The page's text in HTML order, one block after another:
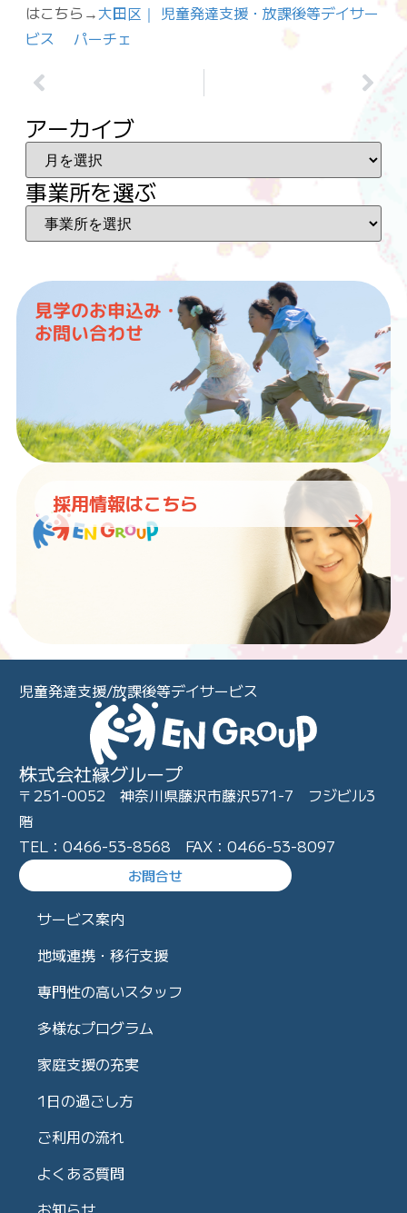
はこちら→大田区｜ 児童発達支援・放課後等デイサー
ビス パーチェ
アーカイブ
事業所を選ぶ
見学のお申込み・
お問い合わせ
採用情報はこちら
児童発達支援/放課後等デイサービス
株式会社縁グループ
〒251-0052 神奈川県藤沢市藤沢571-7 フジビル3
階
TEL：0466-53-8568 FAX：0466-53-8097
お問合せ
サービス案内
地域連携・移行支援
専門性の高いスタッフ
多様なプログラム
家庭支援の充実
1日の過ごし方
ご利用の流れ
よくある質問